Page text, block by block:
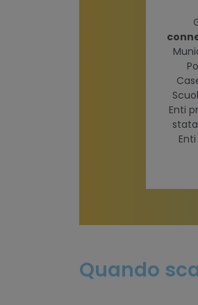
Enti
Quando